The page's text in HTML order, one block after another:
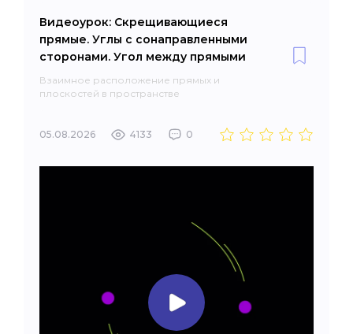
Видеоурок: Скрещивающиеся
прямые. Углы с сонаправленными
сторонами. Угол между прямыми
Взаимное расположение прямых и
плоскостей в пространстве
05.08.2026 4133 0